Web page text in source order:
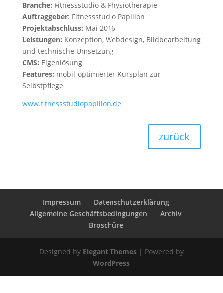
Branche: Fitnessstudio & Physiotherapie
Auftraggeber: Fitnessstudio Papillon
Projektabschluss: Mai 2016
Leistungen: Konzeption, Webdesign, Bildbearbeitung
und technische Umsetzung
CMS: Eigenlösung
Features: mobil-optimierter Kursplan zur
Selbstpflege
www.fitnessstudiopapillon.de
zurück
Impressum
Datenschutzerklärung
Allgemeine Geschäftsbedingungen
Archiv
Broschüre
Designed by Elegant Themes| Powered by
WordPress